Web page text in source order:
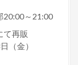
20:00～21:00
て再販
（金）